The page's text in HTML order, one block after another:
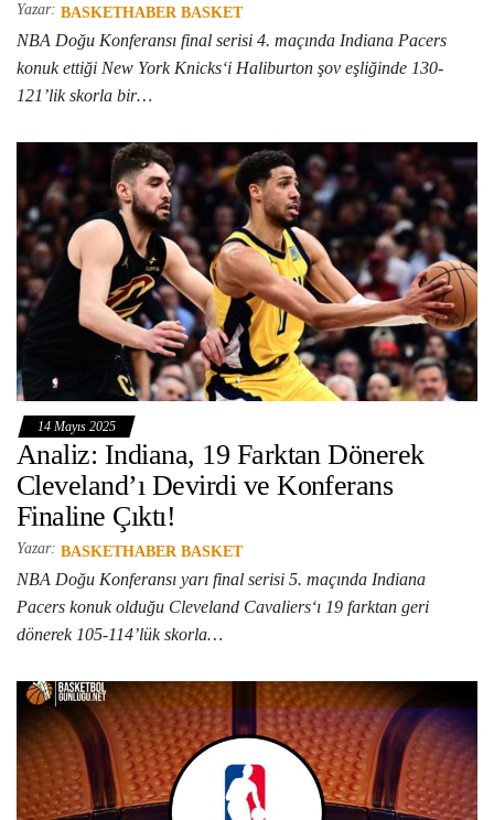
Yazar: BASKETHABER BASKET
NBA Doğu Konferansı final serisi 4. maçında Indiana Pacers
konuk ettiği New York Knicks‘i Haliburton şov eşliğinde 130-
121’lik skorla bir…
14 Mayıs 2025
Analiz: Indiana, 19 Farktan Dönerek
Cleveland’ı Devirdi ve Konferans
Finaline Çıktı!
Yazar: BASKETHABER BASKET
NBA Doğu Konferansı yarı final serisi 5. maçında Indiana
Pacers konuk olduğu Cleveland Cavaliers‘ı 19 farktan geri
dönerek 105-114’lük skorla…